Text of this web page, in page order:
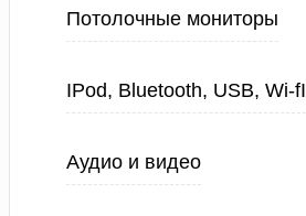
Потолочные мониторы
IPod, Bluetooth, USB, Wi-fI
Аудио и видео